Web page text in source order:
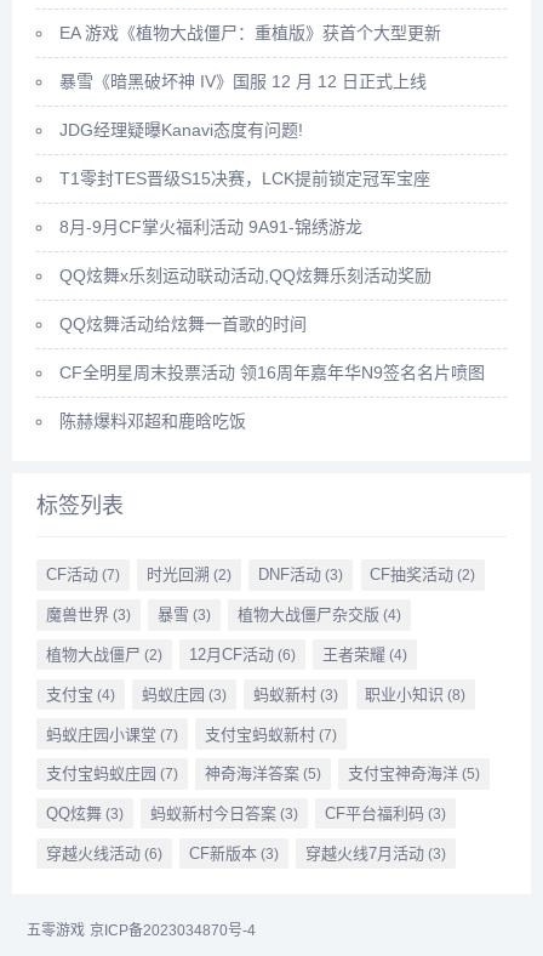
EA 游戏《植物大战僵尸：重植版》获首个大型更新
暴雪《暗黑破坏神 IV》国服 12 月 12 日正式上线
JDG经理疑曝Kanavi态度有问题!
T1零封TES晋级S15决赛，LCK提前锁定冠军宝座
8月-9月CF掌火福利活动 9A91-锦绣游龙
QQ炫舞x乐刻运动联动活动,QQ炫舞乐刻活动奖励
QQ炫舞活动给炫舞一首歌的时间
CF全明星周末投票活动 领16周年嘉年华N9签名名片喷图
陈赫爆料邓超和鹿晗吃饭
标签列表
CF活动(7) 时光回溯 (2) DNF活动 (3) CF抽奖活动 (2)
魔兽世界(3) 暴雪 (3) 植物大战僵尸杂交版 (4)
植物大战僵尸 (2) 12月CF活动(6) 王者荣耀 (4)
支付宝 (4) 蚂蚁庄园 (3) 蚂蚁新村 (3) 职业小知识 (8)
蚂蚁庄园小课堂 (7) 支付宝蚂蚁新村(7)
支付宝蚂蚁庄园 (7) 神奇海洋答案(5) 支付宝神奇海洋 (5)
QQ炫舞(3) 蚂蚁新村今日答案(3) CF平台福利码 (3)
穿越火线活动(6) CF新版本(3) 穿越火线7月活动 (3)
五零游戏 京ICP备2023034870号-4